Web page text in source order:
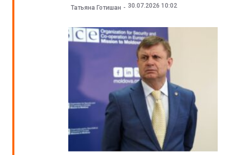
Татьяна Готишан 30.07.2026 10:02